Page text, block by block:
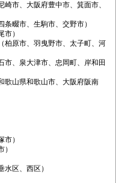
市、大阪府豊中市、箕面市、
畷市、生駒市、交野市）
）
原市、羽曳野市、太子町、河
、泉大津市、忠岡町、岸和田
歌山県和歌山市、大阪府阪南
）
区、西区）